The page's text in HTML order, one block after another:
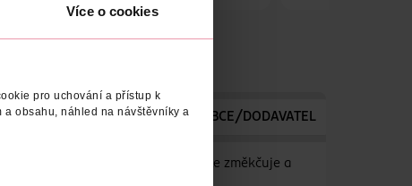
Více o cookies
pro uchování a přístup k
obsahu, náhled na návštěvníky a
VYROBENO V VÝROBCE/DODAVATEL
rohovatění pokožky. Dokonale změkčuje a